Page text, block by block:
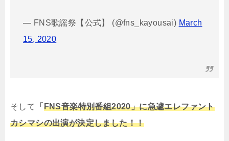
— FNS歌謡祭【公式】 (@fns_kayousai) March
15, 2020
そして 「 FNS音楽特別番組2020」に急遽エレファント
カシマシの出演が決定しました！！